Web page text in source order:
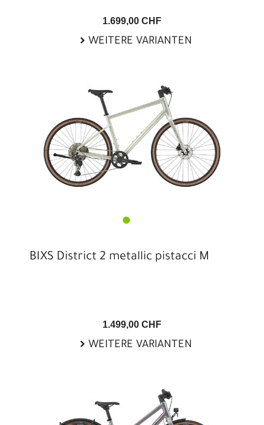
1.699,00 CHF
WEITERE VARIANTEN
BIXS District 2 metallic pistacci M
1.499,00 CHF
WEITERE VARIANTEN